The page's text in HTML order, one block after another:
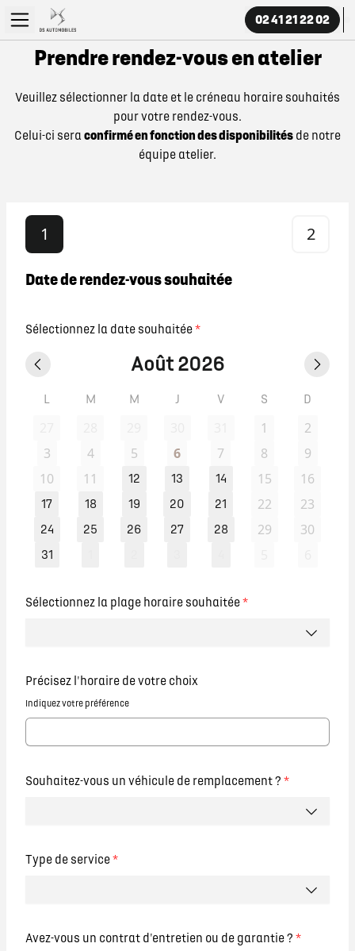
02 41 21 22 02
Prendre rendez-vous en atelier
Veuillez sélectionner la date et le créneau horaire souhaités
pour votre rendez-vous.
Celui-ci seraconfirmé en fonction des disponibilités de notre
équipe atelier.
1 2
Date de rendez-vous souhaitée
Sélectionnez la date souhaitée*
Août 2026
L M M J V S D
1
2
3
4 5 6 7 8
9
10
11 12 13 14 15 16
17 18 19 20 21 22 23
24 25 26 27 28 29 30
31
Sélectionnez la plage horaire souhaitée*
Précisez l'horaire de votre choix
Indiquez votre préférence
Souhaitez-vous un véhicule de remplacement ? *
Type de service*
Avez-vous un contrat d'entretien ou de garantie ? *